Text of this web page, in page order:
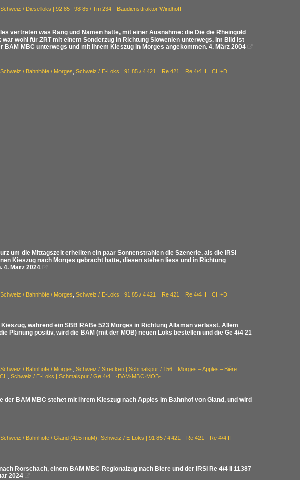
Schweiz / Dieselloks | 92 85 | 98 85 / Tm 234 Baudiensttraktor Windhoff
vertreten was Rang und Namen hatte, mit einer Ausnahme: die Die die Rheingold
war wohl für ZRT mit einem Sonderzug in Richtung Slowenien unterwegs. Im Bild ist
BAM MBC unterwegs und mit ihrem Kieszug in Morges angekommen. 4. März 2004

Schweiz / Bahnhöfe / Morges Schweiz / E-Loks | 91 85 / 4 421 Re 421 Re 4/4 II CH+D
um die Mittagszeit erhellten ein paar Sonnenstrahlen die Szenerie, als die IRSI
Kieszug nach Morges gebracht hatte, diesen stehen liess und in Richtung
4. März 2024

Schweiz / Bahnhöfe / Morges Schweiz / E-Loks | 91 85 / 4 421 Re 421 Re 4/4 II CH+D
während ein SBB RABe 523 Morges in Richtung Allaman verlässt. Allem
Planung positiv, wird die BAM (mit der MOB) neuen Loks bestellen und die Ge 4/4 21
Schweiz / Bahnhöfe / Morges Schweiz / Strecken | Schmalspur / 156 Morges – Apples – Bière
Schweiz / E-Loks | Schmalspur / Ge 4/4 ·BAM·MBC·MOB·
der BAM MBC stehet mit ihrem Kieszug nach Apples im Bahnhof von Gland, und wird
Schweiz / Bahnhöfe / Gland (415 müM) Schweiz / E-Loks | 91 85 / 4 421 Re 421 Re 4/4 II
Rorschach, einem BAM MBC Regionalzug nach Biere und der IRSI Re 4/4 II 11387
2024
